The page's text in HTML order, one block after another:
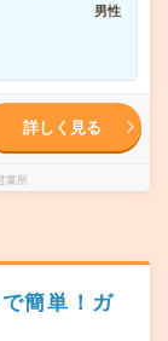
男性
詳しく見る
業所
簡単！ガ